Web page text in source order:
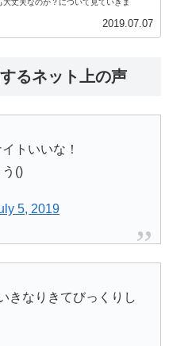
大丈夫なのか？について見ていきま
2019.07.07
るネット上の声
トいいな！
()
5, 2019
きなりきてびっくりし